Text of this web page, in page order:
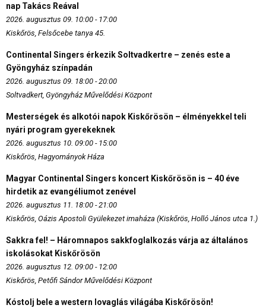
nap Takács Reával
2026. augusztus 09. 10:00 - 17:00
Kiskőrös, Felsőcebe tanya 45.
Continental Singers érkezik Soltvadkertre – zenés este a
Gyöngyház színpadán
2026. augusztus 09. 18:00 - 20:00
Soltvadkert, Gyöngyház Művelődési Központ
Mesterségek és alkotói napok Kiskőrösön – élményekkel teli
nyári program gyerekeknek
2026. augusztus 10. 09:00 - 15:00
Kiskőrös, Hagyományok Háza
Magyar Continental Singers koncert Kiskőrösön is – 40 éve
hirdetik az evangéliumot zenével
2026. augusztus 11. 18:00 - 21:00
Kiskőrös, Oázis Apostoli Gyülekezet imaháza (Kiskőrös, Holló János utca 1.)
Sakkra fel! – Háromnapos sakkfoglalkozás várja az általános
iskolásokat Kiskőrösön
2026. augusztus 12. 09:00 - 12:00
Kiskőrös, Petőfi Sándor Művelődési Központ
Kóstolj bele a western lovaglás világába Kiskőrösön!